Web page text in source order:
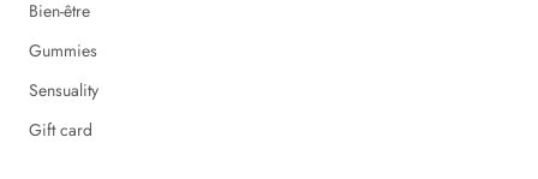
Bien-être
Gummies
Sensuality
Gift card